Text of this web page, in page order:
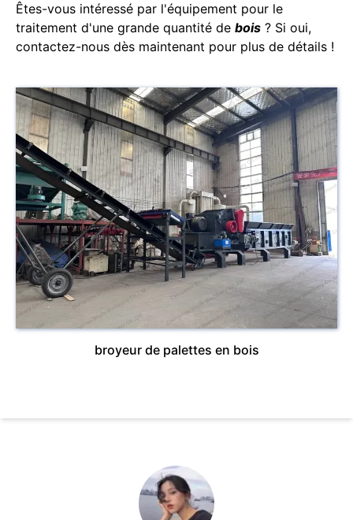
Êtes-vous intéressé par l'équipement pour le
traitement d'une grande quantité de bois ? Si oui,
contactez-nous dès maintenant pour plus de détails !
broyeur de palettes en bois